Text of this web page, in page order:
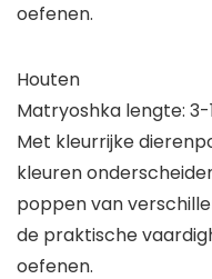
oefenen.
Houten
Matryoshka lengte:
Met kleurrijke
kleuren
poppen van
de praktische
oefenen.